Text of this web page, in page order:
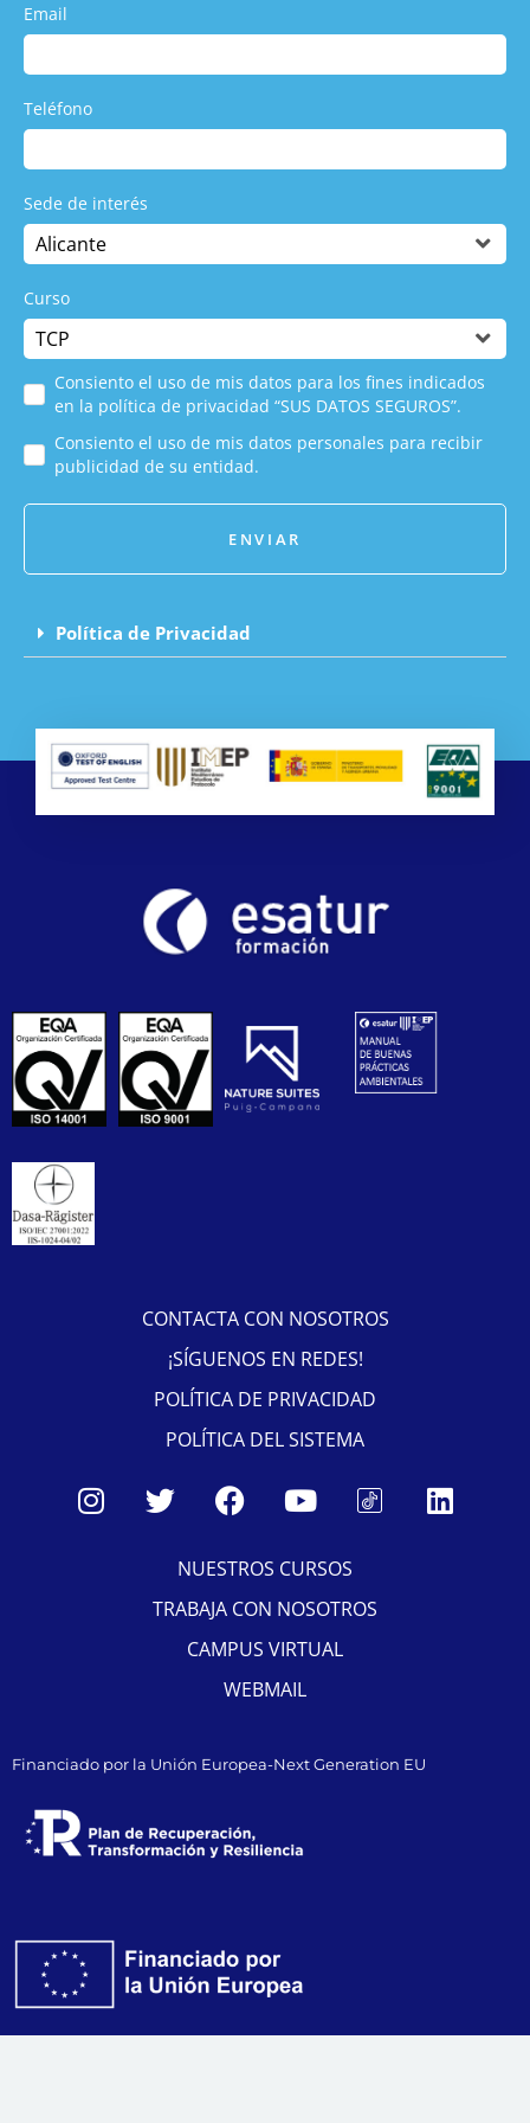
Email
Teléfono
Sede de interés
Curso
Consiento el uso de mis datos para los fines indicados
en la política de privacidad “SUS DATOS SEGUROS”.
Consiento el uso de mis datos personales para recibir
publicidad de su entidad.
ENVIAR
Política de Privacidad
CONTACTA CON NOSOTROS
¡SÍGUENOS EN REDES!
POLÍTICA DE PRIVACIDAD
POLÍTICA DEL SISTEMA
NUESTROS CURSOS
TRABAJA CON NOSOTROS
CAMPUS VIRTUAL
WEBMAIL
Financiado por la Unión Europea-Next Generation EU